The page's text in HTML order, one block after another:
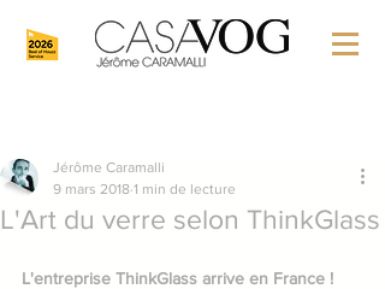
L'Art du verre selon ThinkGlass
Jérôme Caramalli
9 mars 2018 1 min de lecture
L'entreprise ThinkGlass arrive en France !